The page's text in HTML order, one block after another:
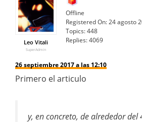
Leo Vitali
SuperAdmin
Offline
Registered On:24 agosto
Topics:448
Replies:4069
26 septiembre 2017 a las 12:10
Primero el articulo
y, en concreto, de alrededor del